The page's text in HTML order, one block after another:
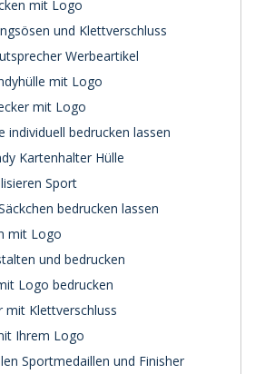
mit Logo
und Klettverschluss
Werbeartikel
mit Logo
mit Logo
individuell bedrucken lassen
Kartenhalter Hülle
Sport
bedrucken lassen
mit Logo
und bedrucken
Logo bedrucken
mit Klettverschluss
Ihrem Logo
Sportmedaillen und Finisher